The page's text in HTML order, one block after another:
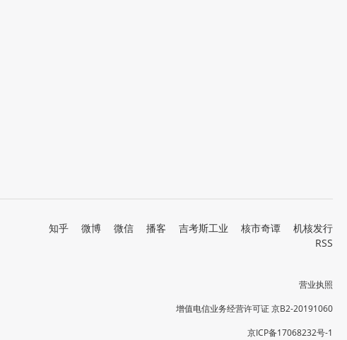
知乎 微博 微信 播客 吉考斯工业 核市奇谭
机核发行
RSS
营业执照
增值电信业务经营许可证 京B2-20191060
京ICP备17068232号-1